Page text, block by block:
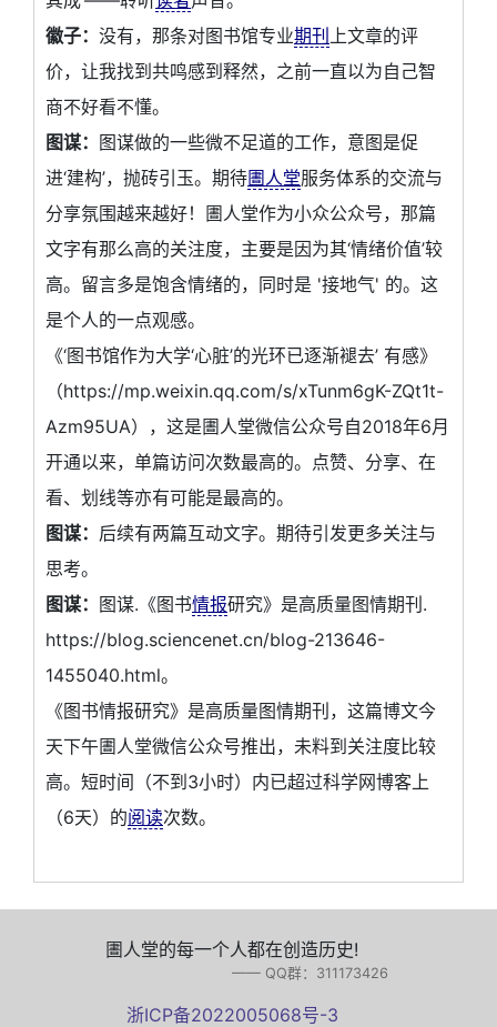
徽子： 没有，那条对图书馆专业期刊 上文章的评
价，让我找到共鸣感到释然，之前一直以为自己智
商不好看不懂。
图谋： 图谋做的一些微不足道的工作，意图是促
进‘建构’，抛砖引玉。期待圕人堂服务体系的交流与
分享氛围越来越好！圕人堂作为小众公众号，那篇
文字有那么高的关注度，主要是因为其‘情绪价值’较
高。留言多是饱含情绪的，同时是 '接地气' 的。这
是个人的一点观感。
《‘图书馆作为大学‘心脏’的光环已逐渐褪去’ 有感》
（https://mp.weixin.qq.com/s/xTunm6gK-ZQt1t-
Azm95UA），这是圕人堂微信公众号自2018年6月
开通以来，单篇访问次数最高的。点赞、分享、在
看、划线等亦有可能是最高的。
图谋： 后续有两篇互动文字。期待引发更多关注与
思考。
图谋： 图谋.《图书情报研究》是高质量图情期刊.
https://blog.sciencenet.cn/blog-213646-
1455040.html。
《图书情报研究》是高质量图情期刊，这篇博文今
天下午圕人堂微信公众号推出，未料到关注度比较
高。短时间（不到3小时）内已超过科学网博客上
（6天）的阅读次数。
圕人堂的每一个人都在创造历史!
—— QQ群：311173426
浙ICP备2022005068号-3